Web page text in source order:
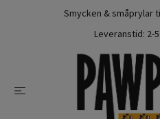
Smycken & småprylar
Leveranstid: 2-